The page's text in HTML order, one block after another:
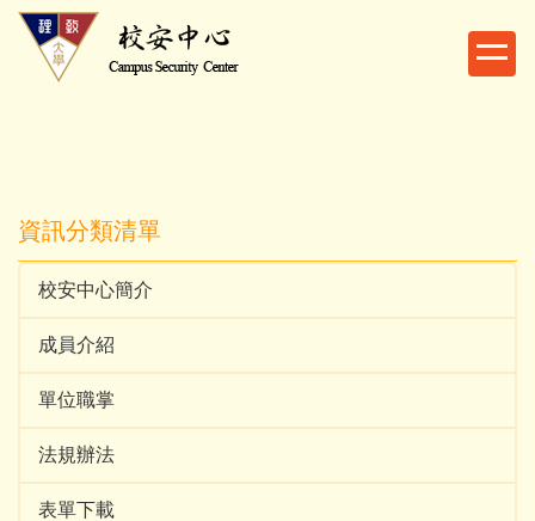
跳
資訊分類清單
校安中心簡介
成員介紹
單位職掌
法規辦法
表單下載